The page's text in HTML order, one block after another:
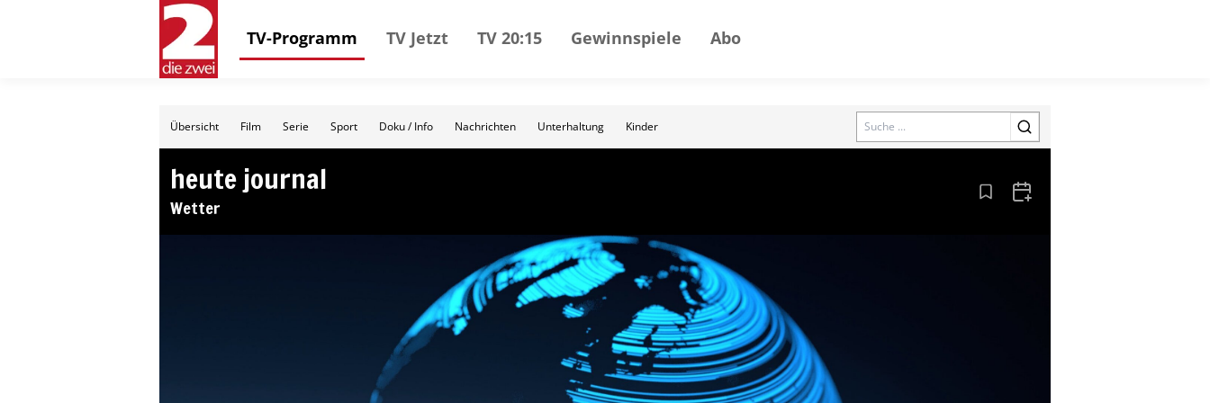
TV-Programm TV Jetzt TV 20:15 Gewinnspiele Abo
Übersicht Film Serie Sport Doku / Info Nachrichten Unterhaltung Kinder Search
heute journal
Wetter Aus den Lesezeichen entfernen
Zum Kalender hinzufügen